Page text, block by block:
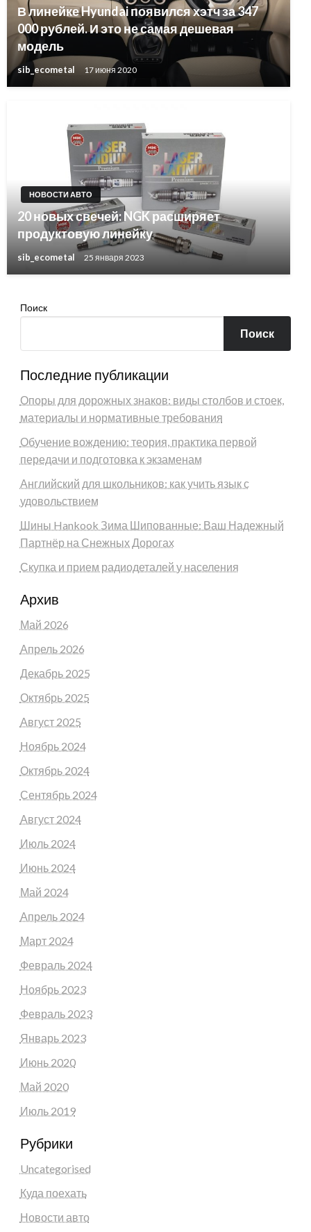
В линейке Hyundai появился хэтч за 347
000 рублей. И это не самая дешевая
модель
sib_ecometal 17 июня 2020
НОВОСТИ АВТО
20 новых свечей: NGK расширяет
продуктовую линейку
sib_ecometal 25 января 2023
Поиск
Поиск
Последние публикации
Опоры для дорожных знаков: виды столбов и стоек,
материалы и нормативные требования
Обучение вождению: теория, практика первой
передачи и подготовка к экзаменам
Английский для школьников: как учить язык с
удовольствием
Шины Hankook Зима Шипованные: Ваш Надежный
Партнёр на Снежных Дорогах
Скупка и прием радиодеталей у населения
Архив
Май 2026
Апрель 2026
Декабрь 2025
Октябрь 2025
Август 2025
Ноябрь 2024
Октябрь 2024
Сентябрь 2024
Август 2024
Июль 2024
Июнь 2024
Май 2024
Апрель 2024
Март 2024
Февраль 2024
Ноябрь 2023
Февраль 2023
Январь 2023
Июнь 2020
Май 2020
Июль 2019
Рубрики
Uncategorised
Куда поехать
Новости авто